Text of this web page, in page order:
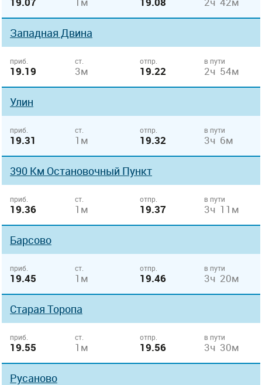
Западная Двина
приб.
19.19
ст.
3м
отпр.
19.22
в пути
2ч 54м
Улин
приб.
19.31
ст.
1м
отпр.
19.32
в пути
3ч 6м
390 Км Остановочный Пункт
приб.
19.36
ст.
1м
отпр.
19.37
в пути
3ч 11м
Барсово
приб.
19.45
ст.
1м
отпр.
19.46
в пути
3ч 20м
Старая Торопа
приб.
19.55
ст.
1м
отпр.
19.56
в пути
3ч 30м
Русаново